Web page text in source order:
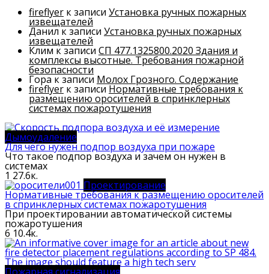
fireflyer к записи Установка ручных пожарных
извещателей
Данилк записи Установка ручных пожарных
извещателей
Клим к записи СП 477.1325800.2020 Здания и
комплексы высотные. Требования пожарной
безопасности
Гора к записи Молох Грозного. Содержание
fireflyer к записи Нормативные требования к
размещению оросителей в спринклерных
системах пожаротушения
Дымоудаление
Для чего нужен подпор воздуха при пожаре
Что такое подпор воздуха и зачем он нужен в
системах
1 27.6к.
Проектирование
Нормативные требования к размещению оросителей
в спринклерных системах пожаротушения
При проектировании автоматической системы
пожаротушения
6 10.4к.